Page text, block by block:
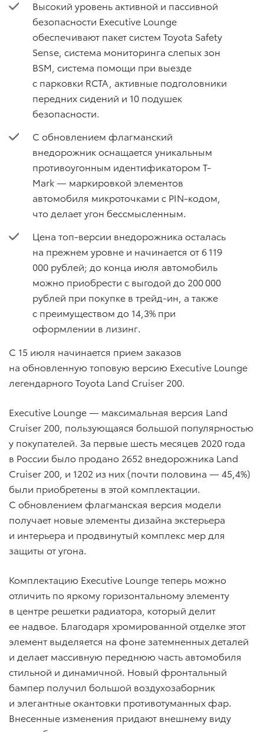
Высокий уровень активной и пассивной
безопасности Executive Lounge
обеспечивают пакет систем Toyota Safety
Sense, система мониторинга слепых зон
BSM, система помощи при выезде
с парковки RCTA, активные подголовники
передних сидений и 10 подушек
безопасности.
С обновлением флагманский
внедорожник оснащается уникальным
противоугонным идентификатором T-
Mark — маркировкой элементов
автомобиля микроточками с PIN-кодом,
что делает угон бессмысленным.
Цена топ-версии внедорожника осталась
на прежнем уровне и начинается от 6 119
000 рублей; до конца июля автомобиль
можно приобрести с выгодой до 200 000
рублей при покупке в трейд-ин, а также
с преимуществом до 14,3% при
оформлении в лизинг.
C 15 июля начинается прием заказов
на обновленную топовую версию Executive Lounge
легендарного Toyota Land Cruiser 200.
Executive Lounge — максимальная версия Land
Cruiser 200, пользующаяся большой популярностью
у покупателей. За первые шесть месяцев 2020 года
в России было продано 2652 внедорожника Land
Cruiser 200, и 1202 из них (почти половина — 45,4%)
были приобретены в этой комплектации.
С обновлением флагманская версия модели
получает новые элементы дизайна экстерьера
и интерьера и продвинутый комплекс мер для
защиты от угона.
Комплектацию Executive Lounge теперь можно
отличить по яркому горизонтальному элементу
в центре решетки радиатора, который делит
ее надвое. Благодаря хромированной отделке этот
элемент выделяется на фоне затемненных деталей
и делает массивную переднюю часть автомобиля
стильной и динамичной. Новый фронтальный
бампер получил большой воздухозаборник
и элегантные окантовки противотуманных фар.
Внесенные изменения придают внешнему виду